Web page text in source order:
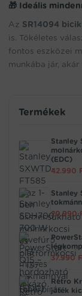
🎁 Ideális
Az SR14094
is. Tökéletes
fontos eszközei
munkába jár, akár
Termékek
Stanley
(EDC)
42.990
Stanley
20.990
37.990
Retro
játék